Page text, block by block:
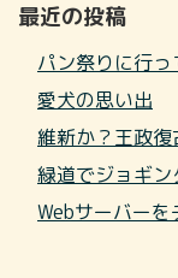
最近の投稿
パン祭りに行っ
愛犬の思い出
維新か？王政復
緑道でジョギン
Webサーバーを